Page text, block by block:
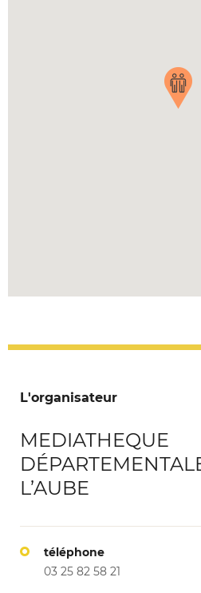
L'organisateur
MEDIATHEQUE
L’AUBE
téléphone
03 25 82 58 21